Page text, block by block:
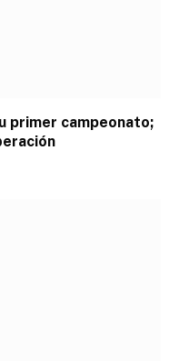
primer campeonato;